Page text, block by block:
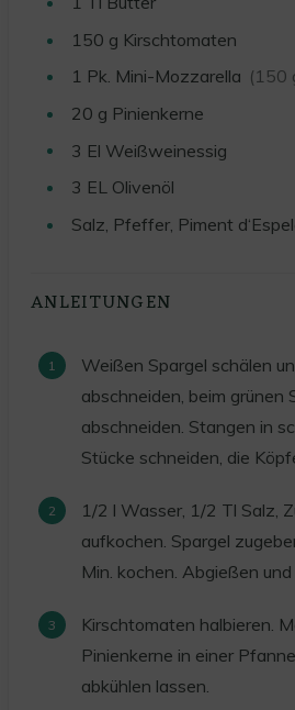
150 g Kirschtomaten
1 Pk. Mini-Mozzarella (150
20 g Pinienkerne
3 El Weißweinessig
3 EL Olivenöl
Salz, Pfeffer, Piment
ANLEITUNGEN
Weißen Spargel schälen
abschneiden, beim grünen
abschneiden. Stangen in
Stücke schneiden, die
1/2 l Wasser, 1/2 Tl Salz,
aufkochen. Spargel
Min. kochen. Abgießen und
Kirschtomaten halbieren.
Pinienkerne in einer
abkühlen lassen.